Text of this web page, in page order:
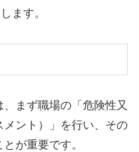
ます。
まず職場の「危険性又
ント）」を行い、その
が重要です。